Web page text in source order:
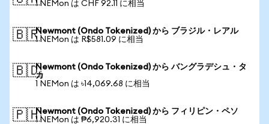
1 NEMon は CHF 92.11 に相当
🇧🇷Newmont (Ondo Tokenized) から ブラジル・レアル
1 NEMon は R$581.09 に相当
🇧🇩Newmont (Ondo Tokenized) から バングラデシュ・タ
カ
1 NEMon は ৳14,069.68 に相当
🇵🇭Newmont (Ondo Tokenized) から フィリピン・ペソ
1 NEMon は ₱6,920.31 に相当